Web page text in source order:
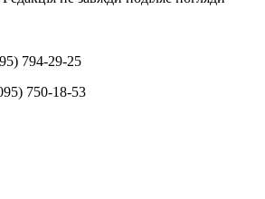
794-29-25
750-18-53